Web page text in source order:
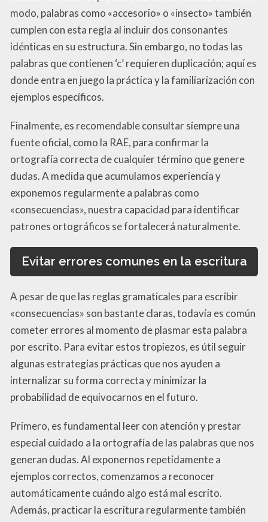
modo, palabras como «accesorio» o «insecto» también
cumplen con esta regla al incluir dos consonantes
idénticas en su estructura. Sin embargo, no todas las
palabras que contienen ‘c’ requieren duplicación; aquí es
donde entra en juego la práctica y la familiarización con
ejemplos específicos.
Finalmente, es recomendable consultar siempre una
fuente oficial, como la RAE, para confirmar la
ortografía correcta de cualquier término que genere
dudas. A medida que acumulamos experiencia y
exponemos regularmente a palabras como
«consecuencias», nuestra capacidad para identificar
patrones ortográficos se fortalecerá naturalmente.
Evitar errores comunes en la escritura
A pesar de que las reglas gramaticales para escribir
«consecuencias» son bastante claras, todavía es común
cometer errores al momento de plasmar esta palabra
por escrito. Para evitar estos tropiezos, es útil seguir
algunas estrategias prácticas que nos ayuden a
internalizar su forma correcta y minimizar la
probabilidad de equivocarnos en el futuro.
Primero, es fundamental leer con atención y prestar
especial cuidado a la ortografía de las palabras que nos
generan dudas. Al exponernos repetidamente a
ejemplos correctos, comenzamos a reconocer
automáticamente cuándo algo está mal escrito.
Además, practicar la escritura regularmente también